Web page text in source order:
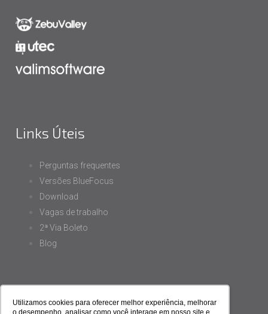
Utilizamos cookies para oferecer melhor experiência, melhorar
o desempenho, analisar como você interage em nosso site e
Links Úteis
Perguntas frequentes
Versões BlueFocus
Download
Vagas de trabalho
2ª Via Boleto
Blog
Siga-nos